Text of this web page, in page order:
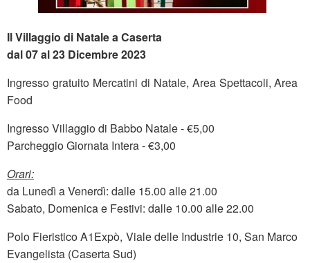
Il Villaggio di Natale a Caserta
dal 07 al 23 Dicembre 2023
Ingresso gratuito Mercatini di Natale, Area Spettacoli, Area
Food
Ingresso Villaggio di Babbo Natale - €5,00
Parcheggio Giornata Intera - €3,00
Orari:
da Lunedì a Venerdì: dalle 15.00 alle 21.00
Sabato, Domenica e Festivi: dalle 10.00 alle 22.00
Polo Fieristico A1Expò, Viale delle Industrie 10, San Marco
Evangelista (Caserta Sud)